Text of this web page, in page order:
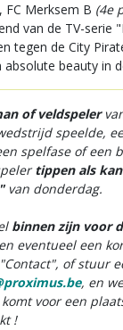
, FC Merksem B (4e
van de TV-serie
tegen de City
beauty in
of veldspeler
speelde,
spelfase of een
tippen als
van donderdag.
binnen zijn voor
eventueel een
of stuur
, en
voor een
!